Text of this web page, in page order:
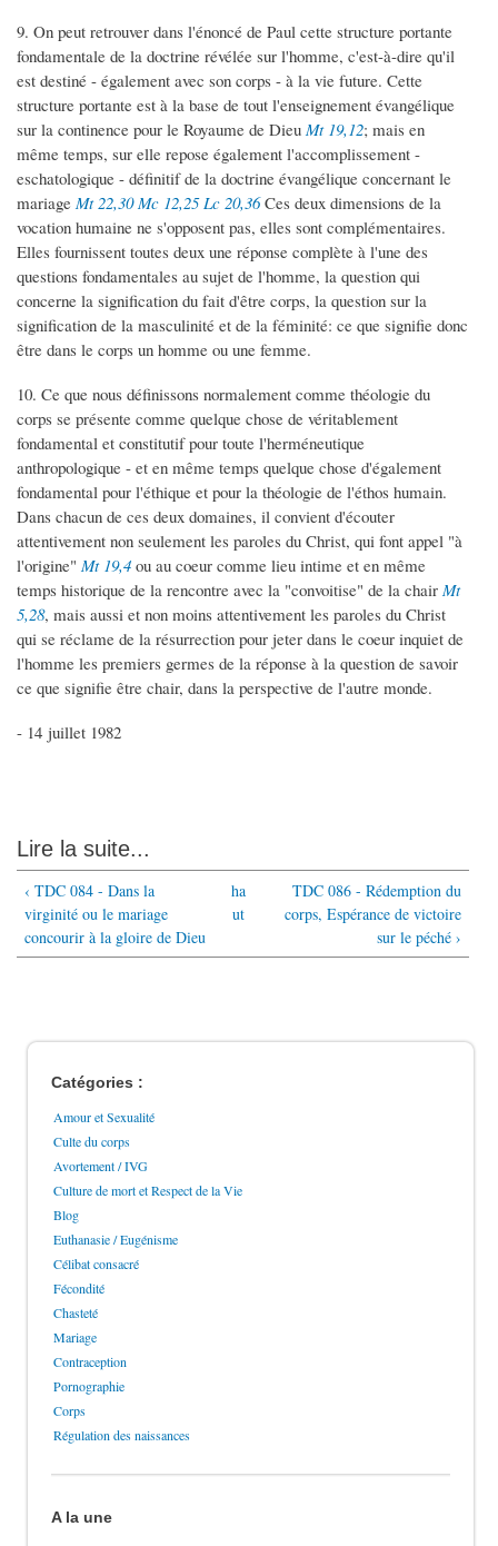
9. On peut retrouver dans l'énoncé de Paul cette structure portante
fondamentale de la doctrine révélée sur l'homme, c'est-à-dire qu'il
est destiné - également avec son corps - à la vie future. Cette
structure portante est à la base de tout l'enseignement évangélique
sur la continence pour le Royaume de Dieu Mt 19,12; mais en
même temps, sur elle repose également l'accomplissement -
eschatologique - définitif de la doctrine évangélique concernant le
mariage Mt 22,30 Mc 12,25 Lc 20,36Ces deux dimensions de la
vocation humaine ne s'opposent pas, elles sont complémentaires.
Elles fournissent toutes deux une réponse complète à l'une des
questions fondamentales au sujet de l'homme, la question qui
concerne la signification du fait d'être corps, la question sur la
signification de la masculinité et de la féminité: ce que signifie donc
être dans le corps un homme ou une femme.
10. Ce que nous définissons normalement comme théologie du
corps se présente comme quelque chose de véritablement
fondamental et constitutif pour toute l'herméneutique
anthropologique - et en même temps quelque chose d'également
fondamental pour l'éthique et pour la théologie de l'éthos humain.
Dans chacun de ces deux domaines, il convient d'écouter
attentivement non seulement les paroles du Christ, qui font appel "à
l'origine" Mt 19,4 ou au coeur comme lieu intime et en même
temps historique de la rencontre avec la "convoitise" de la chair Mt
5,28, mais aussi et non moins attentivement les paroles du Christ
qui se réclame de la résurrection pour jeter dans le coeur inquiet de
l'homme les premiers germes de la réponse à la question de savoir
ce que signifie être chair, dans la perspective de l'autre monde.
- 14 juillet 1982
Lire la suite...
‹ TDC 084 - Dans la
virginité ou le mariage
concourir à la gloire de Dieu
ha
ut
TDC 086 - Rédemption du
corps, Espérance de victoire
sur le péché ›
Catégories :
Amour et Sexualité
Culte du corps
Avortement / IVG
Culture de mort et Respect de la Vie
Blog
Euthanasie / Eugénisme
Célibat consacré
Fécondité
Chasteté
Mariage
Contraception
Pornographie
Corps
Régulation des naissances
A la une